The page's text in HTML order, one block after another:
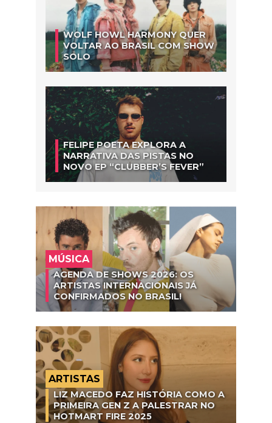
WOLF HOWL HARMONY QUER
VOLTAR AO BRASIL COM SHOW
SOLO
FELIPE POETA EXPLORA A
NARRATIVA DAS PISTAS NO
NOVO EP “CLUBBER’S FEVER”
MÚSICA
AGENDA DE SHOWS 2026: OS
ARTISTAS INTERNACIONAIS JÁ
CONFIRMADOS NO BRASIL!
ARTISTAS
LIZ MACEDO FAZ HISTÓRIA COMO A
PRIMEIRA GEN Z A PALESTRAR NO
HOTMART FIRE 2025